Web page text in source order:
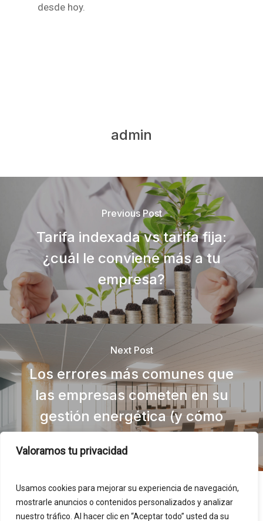
Valoramos tu privacidad
Usamos cookies para mejorar su experiencia de navegación,
mostrarle anuncios o contenidos personalizados y analizar
nuestro tráfico. Al hacer clic en “Aceptar todo” usted da su
desde hoy.
admin
Previous Post
Tarifa indexada vs tarifa fija:
¿cuál le conviene más a tu
empresa?
Next Post
Los errores más comunes que
las empresas cometen en su
gestión energética (y cómo
evitarlos)